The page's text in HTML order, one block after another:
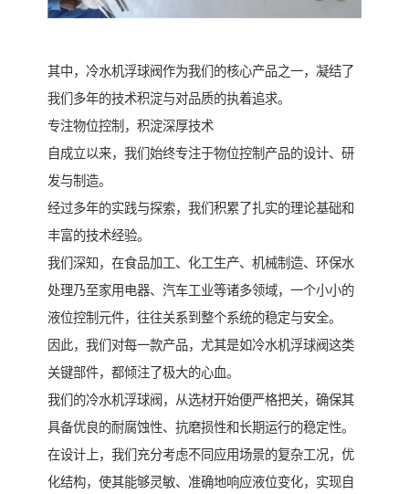
其中，冷水机浮球阀作为我们的核心产品之一，凝结了
我们多年的技术积淀与对品质的执着追求。
专注物位控制，积淀深厚技术
自成立以来，我们始终专注于物位控制产品的设计、研
发与制造。
经过多年的实践与探索，我们积累了扎实的理论基础和
丰富的技术经验。
我们深知，在食品加工、化工生产、机械制造、环保水
处理乃至家用电器、汽车工业等诸多领域，一个小小的
液位控制元件，往往关系到整个系统的稳定与安全。
因此，我们对每一款产品，尤其是如冷水机浮球阀这类
关键部件，都倾注了极大的心血。
我们的冷水机浮球阀，从选材开始便严格把关，确保其
具备优良的耐腐蚀性、抗磨损性和长期运行的稳定性。
在设计上，我们充分考虑不同应用场景的复杂工况，优
化结构，使其能够灵敏、准确地响应液位变化，实现自